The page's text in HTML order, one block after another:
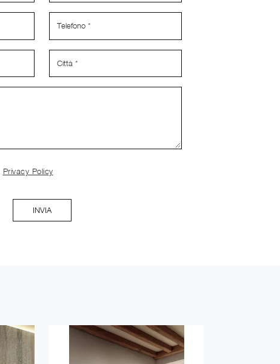
Privacy Policy
INVIA